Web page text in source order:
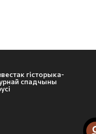
гісторыка-
спадчыны